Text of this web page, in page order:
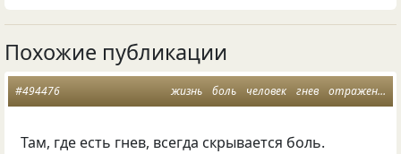
Похожие публикации
жизнь боль человек гнев отражение
#494476
Там, где есть гнев, всегда скрывается боль.